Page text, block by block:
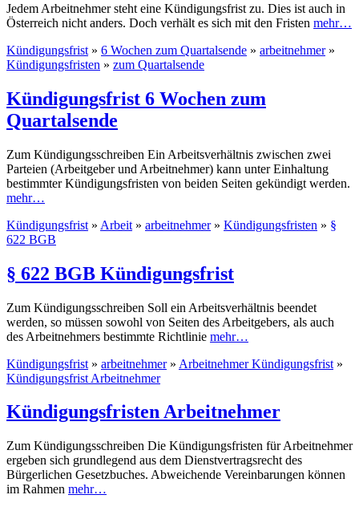
Jedem Arbeitnehmer steht eine Kündigungsfrist zu. Dies ist auch in
Österreich nicht anders. Doch verhält es sich mit den Fristen mehr…
Kündigungsfrist » 6 Wochen zum Quartalsende » arbeitnehmer»
Kündigungsfristen » zum Quartalsende
Kündigungsfrist 6 Wochen zum
Quartalsende
Zum Kündigungsschreiben Ein Arbeitsverhältnis zwischen zwei
Parteien (Arbeitgeber und Arbeitnehmer) kann unter Einhaltung
bestimmter Kündigungsfristen von beiden Seiten gekündigt werden.
mehr…
Kündigungsfrist » Arbeit » arbeitnehmer» Kündigungsfristen » §
622 BGB
§ 622 BGB Kündigungsfrist
Zum Kündigungsschreiben Soll ein Arbeitsverhältnis beendet
werden, so müssen sowohl von Seiten des Arbeitgebers, als auch
des Arbeitnehmers bestimmte Richtlinie mehr…
Kündigungsfrist » arbeitnehmer» Arbeitnehmer Kündigungsfrist »
Kündigungsfrist Arbeitnehmer
Kündigungsfristen Arbeitnehmer
Zum Kündigungsschreiben Die Kündigungsfristen für Arbeitnehmer
ergeben sich grundlegend aus dem Dienstvertragsrecht des
Bürgerlichen Gesetzbuches. Abweichende Vereinbarungen können
im Rahmen mehr…